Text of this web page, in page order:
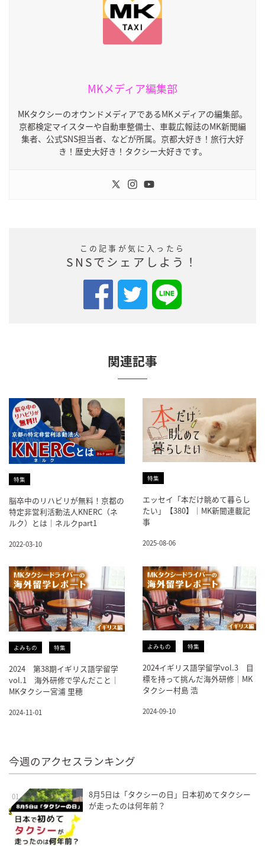
MKメディア編集部
MKタクシーのオウンドメディアであるMKメディアの編集部。
京都検定マイスターや自動車整備士、車載広報誌のMK新聞編
集者、公式SNS担当者、などが所属。京都大好き！旅行大好
き！歴史大好き！タクシー大好きです。
この記事が気に入ったら
SNSでシェアしよう！
関連記事
特集
脳卒中のリハビリが無料！京都の
特定非営利活動法人KNERC（ネ
ルク）とは｜ネルクpart1
2022-03-10
特集
エッセイ「本だけ眺めて暮らし
たい」【380】｜MK新聞連載記
事
2025-08-06
よみもの 特集
2024 第38期イギリス語学留学
vol.1 海外研修で学んだこと｜
MKタクシー宮浦 里穂
2024-11-01
よみもの 特集
2024イギリス語学留学vol.3 目
標を持って挑んだ海外研修｜MK
タクシー村島 浩
2024-09-10
今週のアクセスランキング
01
8月5日は「タクシーの日」日本初めてタクシー
が走ったのは何年前？